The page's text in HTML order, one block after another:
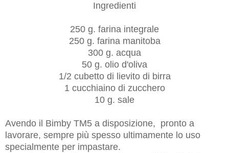
Ingredienti
250 g. farina integrale
250 g. farina manitoba
300 g. acqua
50 g. olio d'oliva
1/2 cubetto di lievito di birra
1 cucchiaino di zucchero
10 g. sale
Avendo il Bimby TM5 a disposizione, pronto a
lavorare, sempre più spesso ultimamente lo uso
specialmente per impastare.